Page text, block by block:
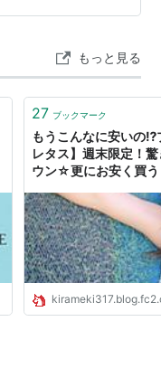
もっと見る
27 ブックマーク
もうこんなに安いの⁉︎
レタス】週末限定！
ウン☆更にお安く買